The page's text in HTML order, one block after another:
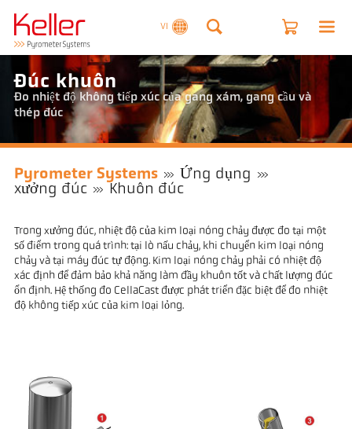
VI
Đúc khuôn
Đo nhiệt độ không tiếp xúc của gang xám, gang cầu và
thép đúc
Pyrometer Systems
Ứng dụng
xưởng đúc
Khuôn đúc
Trong xưởng đúc, nhiệt độ của kim loại nóng chảy được đo tại một
số điểm trong quá trình: tại lò nấu chảy, khi chuyển kim loại nóng
chảy và tại máy đúc tự động. Kim loại nóng chảy phải có nhiệt độ
xác định để đảm bảo khả năng làm đầy khuôn tốt và chất lượng đúc
ổn định. Hệ thống đo CellaCast được phát triển đặc biệt để đo nhiệt
độ không tiếp xúc của kim loại lỏng.